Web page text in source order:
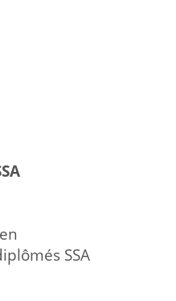
SSA